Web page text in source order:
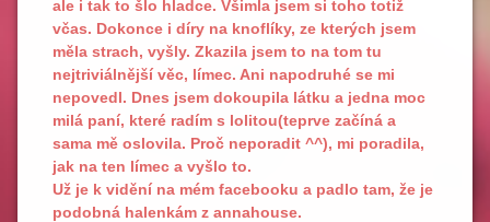
ale i tak to šlo hladce. Všimla jsem si toho totiž
včas. Dokonce i díry na knoflíky, ze kterých jsem
měla strach, vyšly. Zkazila jsem to na tom tu
nejtriviálnější věc, límec. Ani napodruhé se mi
nepovedl. Dnes jsem dokoupila látku a jedna moc
milá paní, které radím s lolitou(teprve začíná a
sama mě oslovila. Proč neporadit ^^), mi poradila,
jak na ten límec a vyšlo to.
Už je k vidění na mém facebooku a padlo tam, že je
podobná halenkám z annahouse.